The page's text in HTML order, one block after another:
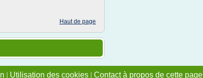
Haut de page
| Utilisation des cookies | Contact à propos de cette page